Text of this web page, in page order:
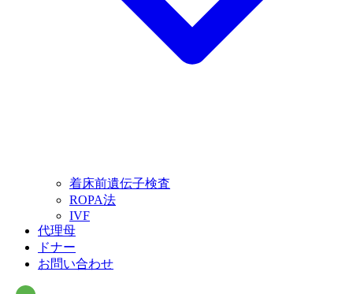
着床前遺伝子検査
ROPA法
IVF
代理母
ドナー
お問い合わせ